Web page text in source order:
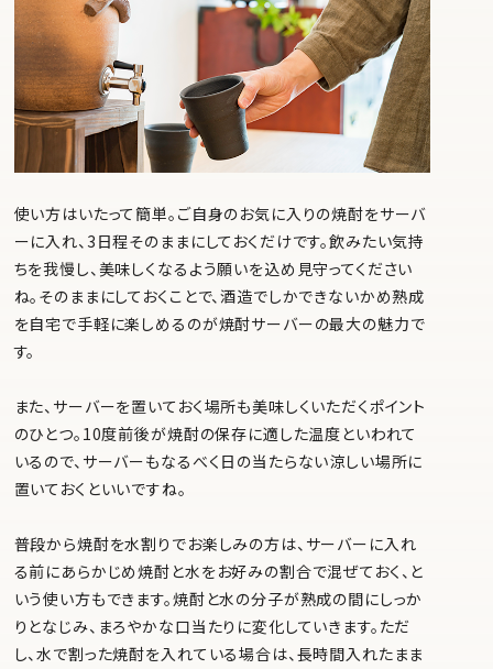
使い方はいたって簡単。ご自身のお気に入りの焼酎をサーバ
ーに入れ、3日程そのままにしておくだけです。飲みたい気持
ちを我慢し、美味しくなるよう願いを込め見守ってください
ね。そのままにしておくことで、酒造でしかできないかめ熟成
を自宅で手軽に楽しめるのが焼酎サーバーの最大の魅力で
す。
また、サーバーを置いておく場所も美味しくいただくポイント
のひとつ。10度前後が焼酎の保存に適した温度といわれて
いるので、サーバーもなるべく日の当たらない涼しい場所に
置いておくといいですね。
普段から焼酎を水割りでお楽しみの方は、サーバーに入れ
る前にあらかじめ焼酎と水をお好みの割合で混ぜておく、と
いう使い方もできます。焼酎と水の分子が熟成の間にしっか
りとなじみ、まろやかな口当たりに変化していきます。ただ
し、水で割った焼酎を入れている場合は、長時間入れたまま